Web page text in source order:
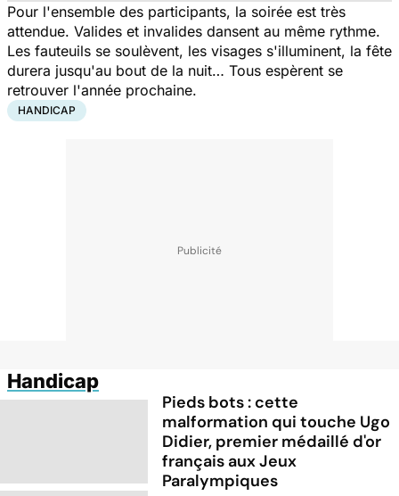
Pour l'ensemble des participants, la soirée est très
attendue. Valides et invalides dansent au même rythme.
Les fauteuils se soulèvent, les visages s'illuminent, la fête
durera jusqu'au bout de la nuit… Tous espèrent se
retrouver l'année prochaine.
HANDICAP
Handicap
Pieds bots : cette
malformation qui touche Ugo
Didier, premier médaillé d'or
français aux Jeux
Paralympiques